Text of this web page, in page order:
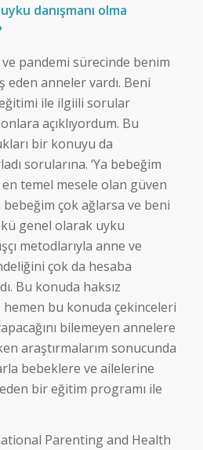
danışmanı olma
pandemi sürecinde benim
anneler vardı. Beni
ile ilgiili sorular
açıklıyordum. Bu
bir konuyu da
sorularına. ‘Ya bebeğim
temel mesele olan güven
bebeğim çok ağlarsa ve beni
genel olarak uyku
metodlarıyla anne ve
çok da hesaba
Bu konuda haksız
hemen bu konuda çekinceleri
bilemeyen annelere
araştırmalarım sonucunda
bebeklere ve ailelerine
bir eğitim programı ile
Parenting and Health